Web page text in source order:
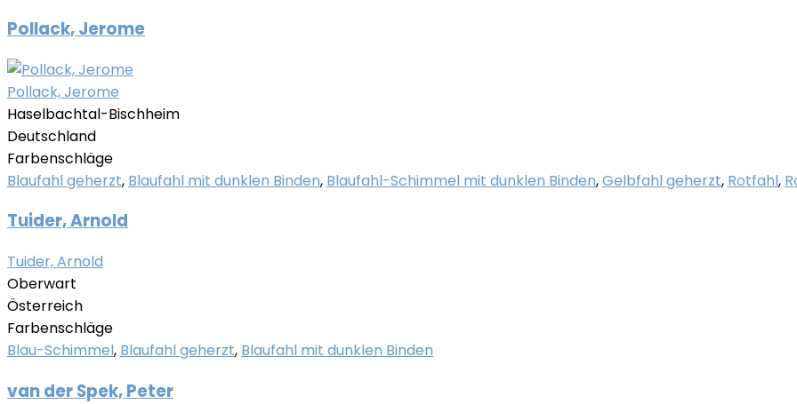
Pollack, Jerome
Pollack, Jerome
Haselbachtal-Bischheim
Deutschland
Farbenschläge
Blaufahl geherzt, Blaufahl mit dunklen Binden, Blaufahl-Schimmel mit dunklen Binden,Gelbfahl geherzt, Rotfahl,
Tuider, Arnold
Tuider, Arnold
Oberwart
Österreich
Farbenschläge
Blau-Schimmel, Blaufahl geherzt, Blaufahl mit dunklen Binden
van der Spek, Peter